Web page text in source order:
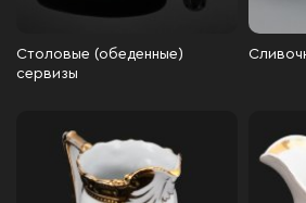
Столовые (обеденные)
сервизы